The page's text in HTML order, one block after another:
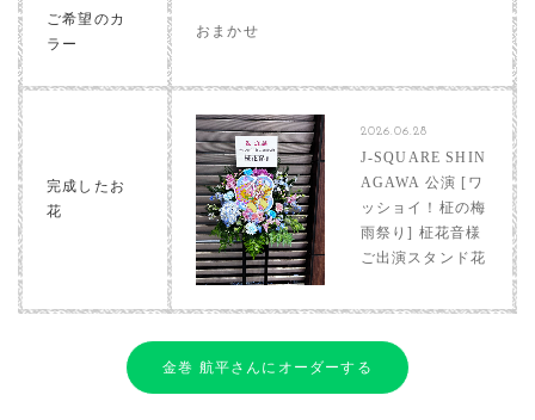
ご希望のカ
ラー
おまかせ
完成したお
花
2026.06.28
J-SQUARE SHIN
AGAWA 公演 [ワ
ッショイ！柾の梅
雨祭り] 柾花音様
ご出演スタンド花
金巻 航平さんにオーダーする